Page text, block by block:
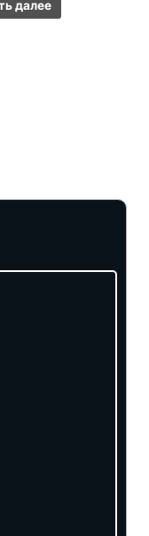
далее